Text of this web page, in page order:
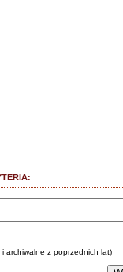
archiwalne z poprzednich lat)